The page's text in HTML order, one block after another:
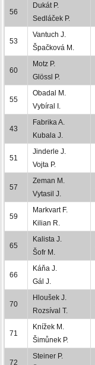
56
Dukát P.
Sedláček P.
53
Vantuch J.
Špačková M.
60
Motz P.
Glössl P.
55
Obadal M.
Vybíral I.
43
Fabrika A.
Kubala J.
51
Jinderle J.
Vojta P.
57
Zeman M.
Vytasil J.
59
Markvart F.
Kilian R.
65
Kalista J.
Šofr M.
66
Káňa J.
Gál J.
70
Hloušek J.
Rozsíval T.
71
Knížek M.
Šimůnek P.
72
Steiner P.